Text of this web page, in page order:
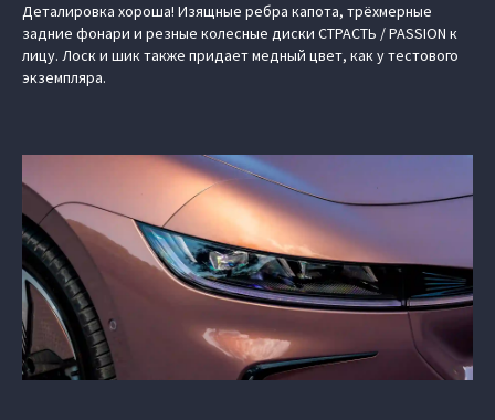
Деталировка хороша! Изящные ребра капота, трёхмерные
задние фонари и резные колесные диски СТРАСТЬ / PASSION к
лицу. Лоск и шик также придает медный цвет, как у тестового
экземпляра.